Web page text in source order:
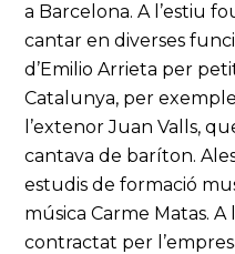
a Barcelona. A l’estiu
cantar en diverses
d’Emilio Arrieta per
Catalunya, per
l’extenor Juan Valls,
cantava de baríton.
estudis de formació
música Carme Matas.
contractat per